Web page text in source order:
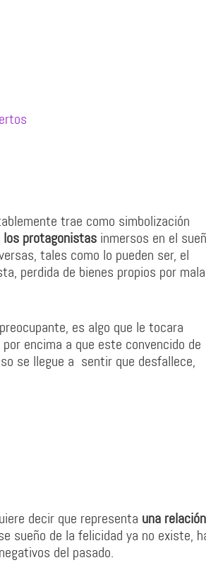
trae como simbolización
los protagonistas inmersos en el
tales como lo pueden ser, el
perdida de bienes propios por mala
es algo que le tocara
encima a que este convencido de
se llegue a sentir que desfallece,
decir que representa una relación
sueño de la felicidad ya no existe,
del pasado.